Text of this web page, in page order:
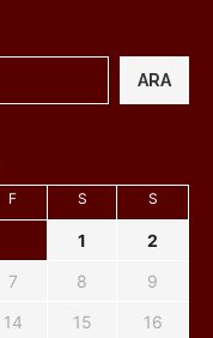
ARA
F S S
1
2
7 8
9
14 15 16